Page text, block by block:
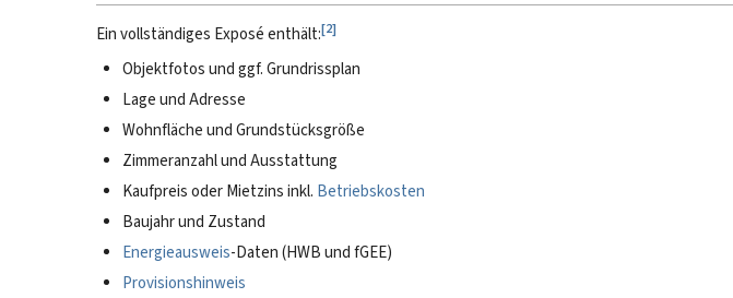
Ein vollständiges Exposé enthält:[2]
Objektfotos und ggf. Grundrissplan
Lage und Adresse
Wohnfläche und Grundstücksgröße
Zimmeranzahl und Ausstattung
Kaufpreis oder Mietzins inkl. Betriebskosten
Baujahr und Zustand
Energieausweis-Daten (HWB und fGEE)
Provisionshinweis